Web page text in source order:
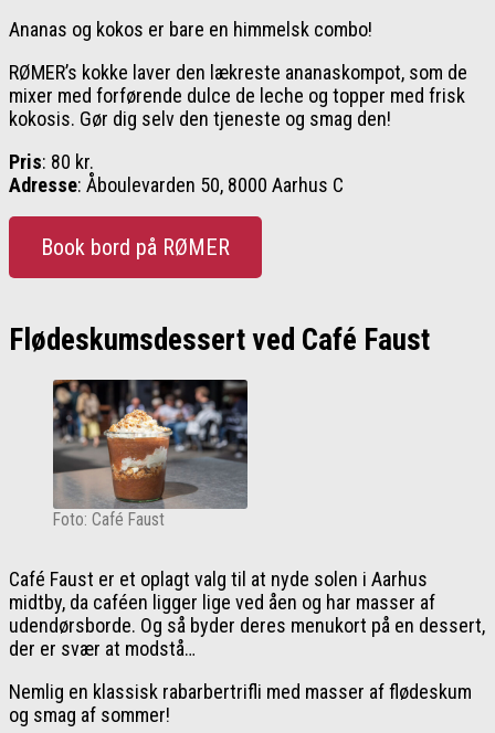
Ananas og kokos er bare en himmelsk combo!
RØMER’s kokke laver den lækreste ananaskompot, som de
mixer med forførende dulce de leche og topper med frisk
kokosis. Gør dig selv den tjeneste og smag den!
Pris: 80 kr.
Adresse: Åboulevarden 50, 8000 Aarhus C
Book bord på RØMER
Flødeskumsdessert ved Café Faust
Foto: Café Faust
Café Faust er et oplagt valg til at nyde solen i Aarhus
midtby, da caféen ligger lige ved åen og har masser af
udendørsborde. Og så byder deres menukort på en dessert,
der er svær at modstå…
Nemlig en klassisk rabarbertrifli med masser af flødeskum
og smag af sommer!